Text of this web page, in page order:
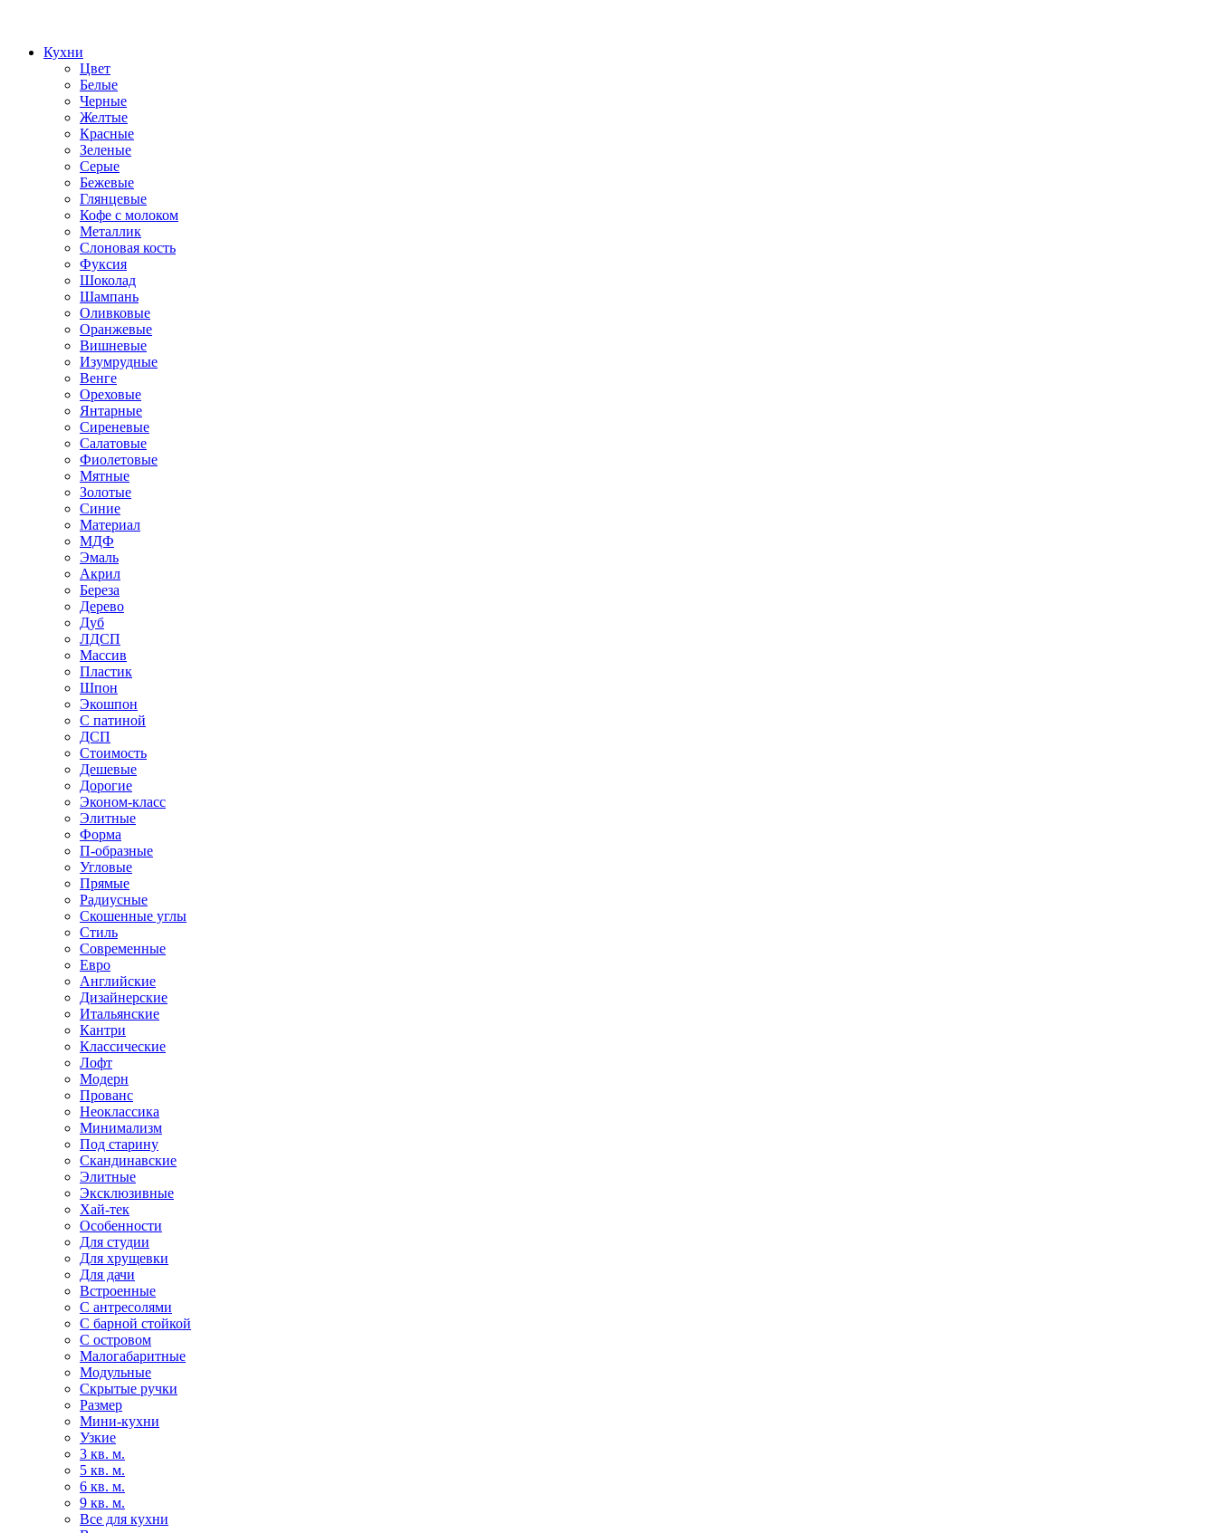
Кухни
Цвет
Белые
Черные
Желтые
Красные
Зеленые
Серые
Бежевые
Глянцевые
Кофе с молоком
Металлик
Слоновая кость
Фуксия
Шоколад
Шампань
Оливковые
Оранжевые
Вишневые
Изумрудные
Венге
Ореховые
Янтарные
Сиреневые
Салатовые
Фиолетовые
Мятные
Золотые
Синие
Материал
МДФ
Эмаль
Акрил
Береза
Дерево
Дуб
ЛДСП
Массив
Пластик
Шпон
Экошпон
С патиной
ДСП
Стоимость
Дешевые
Дорогие
Эконом-класс
Элитные
Форма
П-образные
Угловые
Прямые
Радиусные
Скошенные углы
Стиль
Современные
Евро
Английские
Дизайнерские
Итальянские
Кантри
Классические
Лофт
Модерн
Прованс
Неоклассика
Минимализм
Под старину
Скандинавские
Элитные
Эксклюзивные
Хай-тек
Особенности
Для студии
Для хрущевки
Для дачи
Встроенные
С антресолями
С барной стойкой
С островом
Малогабаритные
Модульные
Скрытые ручки
Размер
Мини-кухни
Узкие
3 кв. м.
5 кв. м.
6 кв. м.
9 кв. м.
Все для кухни